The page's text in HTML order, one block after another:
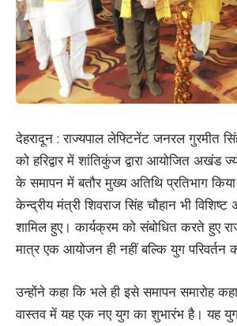
देहरादून : राज्यपाल लेफ्टिनेंट जनरल गुरमीत
को हरिद्वार में शांतिकुंज द्वारा आयोजित अखंड
के समापन में बतौर मुख्य अतिथि प्रतिभाग
केन्द्रीय मंत्री शिवराज सिंह चौहान भी
शामिल हुए। कार्यक्रम को संबोधित करते हुए
मात्र एक आयोजन ही नहीं बल्कि युग परिवर्तन
उन्होंने कहा कि भले ही इसे समापन समारोह
वास्तव में यह एक नए युग का शुभारंभ है। यह